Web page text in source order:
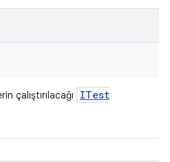
çalıştırılacağı
ITest